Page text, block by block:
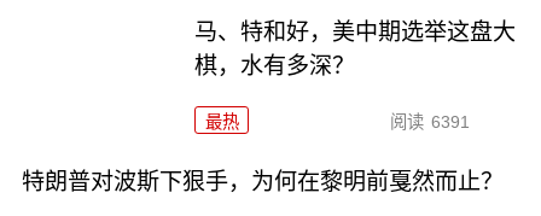
马、特和好，美中期选举这盘大
棋，水有多深？
最热 阅读 6391
特朗普对波斯下狠手，为何在黎明前戛然而止？